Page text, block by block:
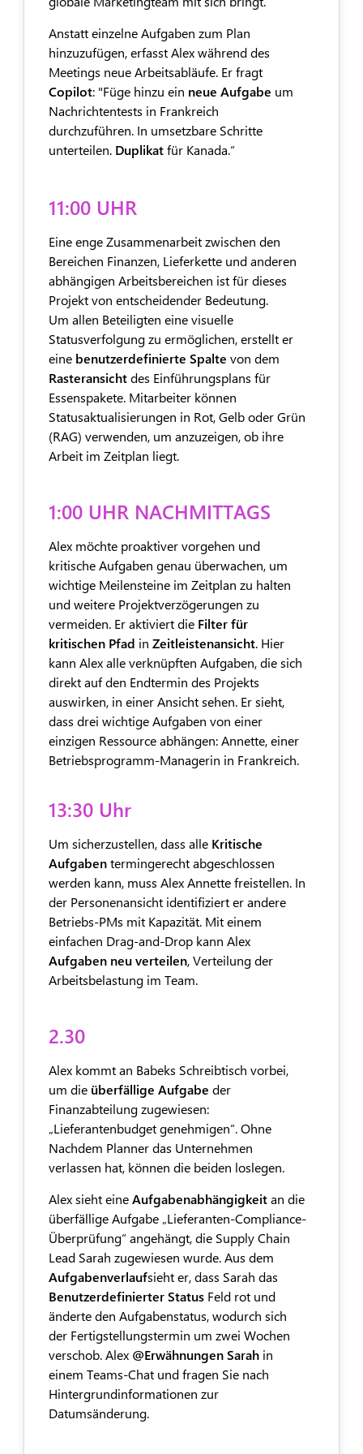
Anstatt einzelne Aufgaben zum Plan
hinzuzufügen, erfasst Alex während des
Meetings neue Arbeitsabläufe. Er fragt
Copilot: "Füge hinzu ein neue Aufgabe um
Nachrichtentests in Frankreich
durchzuführen. In umsetzbare Schritte
unterteilen. Duplikatfür Kanada.“
11:00 UHR
Eine enge Zusammenarbeit zwischen den
Bereichen Finanzen, Lieferkette und anderen
abhängigen Arbeitsbereichen ist für dieses
Projekt von entscheidender Bedeutung.
Um allen Beteiligten eine visuelle
Statusverfolgung zu ermöglichen, erstellt er
eine benutzerdefinierte Spalte von dem
Rasteransichtdes Einführungsplans für
Essenspakete. Mitarbeiter können
Statusaktualisierungen in Rot, Gelb oder Grün
(RAG) verwenden, um anzuzeigen, ob ihre
Arbeit im Zeitplan liegt.
1:00 UHR NACHMITTAGS
Alex möchte proaktiver vorgehen und
kritische Aufgaben genau überwachen, um
wichtige Meilensteine im Zeitplan zu halten
und weitere Projektverzögerungen zu
vermeiden. Er aktiviert die Filter für
kritischen Pfad in Zeitleistenansicht. Hier
kann Alex alle verknüpften Aufgaben, die sich
direkt auf den Endtermin des Projekts
auswirken, in einer Ansicht sehen. Er sieht,
dass drei wichtige Aufgaben von einer
einzigen Ressource abhängen: Annette, einer
Betriebsprogramm-Managerin in Frankreich.
13:30 Uhr
Um sicherzustellen, dass alle Kritische
Aufgabentermingerecht abgeschlossen
werden kann, muss Alex Annette freistellen. In
der Personenansicht identifiziert er andere
Betriebs-PMs mit Kapazität. Mit einem
einfachen Drag-and-Drop kann Alex
Aufgaben neu verteilen, Verteilung der
Arbeitsbelastung im Team.
2.30
Alex kommt an Babeks Schreibtisch vorbei,
um die überfällige Aufgabe der
Finanzabteilung zugewiesen:
„Lieferantenbudget genehmigen“. Ohne
Nachdem Planner das Unternehmen
verlassen hat, können die beiden loslegen.
Alex sieht eineAufgabenabhängigkeitan die
überfällige Aufgabe „Lieferanten-Compliance-
Überprüfung“ angehängt, die Supply Chain
Lead Sarah zugewiesen wurde. Aus dem
Aufgabenverlaufsieht er, dass Sarah das
Benutzerdefinierter Status Feld rot und
änderte den Aufgabenstatus, wodurch sich
der Fertigstellungstermin um zwei Wochen
verschob. Alex @Erwähnungen Sarah in
einem Teams-Chat und fragen Sie nach
Hintergrundinformationen zur
Datumsänderung.